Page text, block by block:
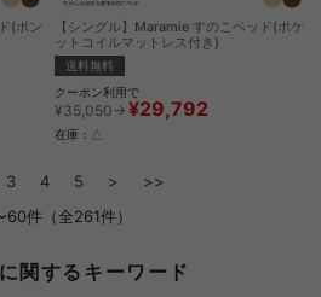
(ボン
【シングル】Maramie すのこベッド(ポケ
ットコイルマットレス付き)
送料無料
クーポン利用で
¥35,050→ ¥29,792
在庫：△
3 4 5 >
>>
60件（全261件）
関するキーワード